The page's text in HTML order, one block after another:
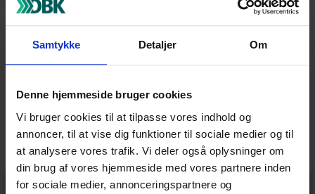
Samtykke Detaljer Om
Denne hjemmeside bruger cookies
Vi bruger cookies til at tilpasse vores indhold og
annoncer, til at vise dig funktioner til sociale medier og til
at analysere vores trafik. Vi deler også oplysninger om
din brug af vores hjemmeside med vores partnere inden
for sociale medier, annonceringspartnere og
Når du klikker på kurv ikonet får du følgende side frem.
Er der et trekant ikon på ordrelinjen betyder det at der
er en prisregel. Klik på trekanten og så fremkommer en
boks.